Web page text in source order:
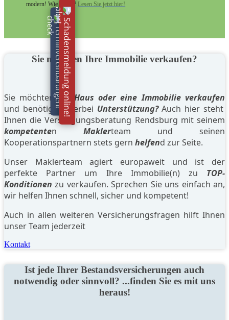
modern! Wie genau?Lesen Sie jetzt hier!
Terminvereinbarungen!Schadensmeldung online!
Sie möchten Ihre Immobilie verkaufen?
Sie möchten Ihr Haus oder eine Immobilie verkaufen
und benötigen hierbei Unterstützung?Auch hier steht
Ihnen die Versorgungsberatung Rendsburg mit seinem
kompetenten Maklerteam und seinen
Kooperationspartnern stets gern helfend zur Seite.
Unser Maklerteam agiert europaweit und ist der
perfekte Partner um Ihre Immobilie(n) zu TOP-
Konditionen zu verkaufen. Sprechen Sie uns einfach an,
wir helfen Ihnen schnell, sicher und kompetent!
Auch in allen weiteren Versicherungsfragen hilft Ihnen
unser Team jederzeit
Kontakt
Ist jede Ihrer Bestandsversicherungen auch
notwendig oder sinnvoll? ...finden Sie es mit uns
heraus!